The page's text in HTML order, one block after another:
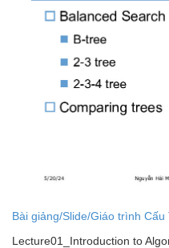
Bài giảng/Slide/Giáo trình
Lecture01_Introduction to